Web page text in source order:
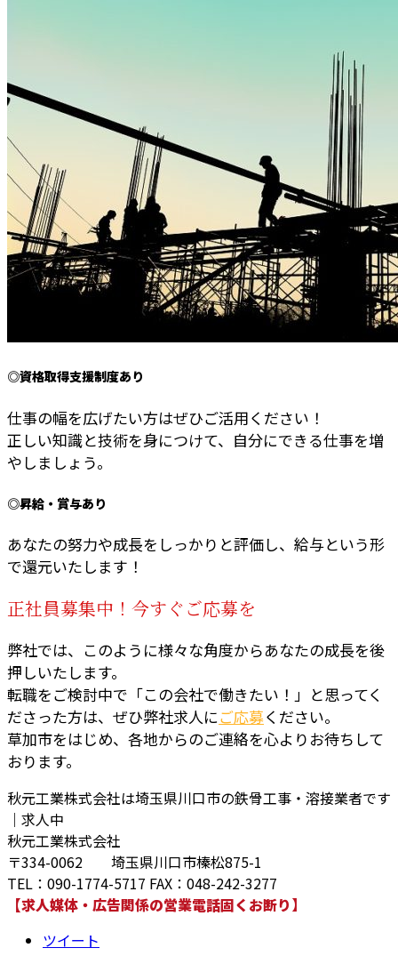
◎資格取得支援制度あり
仕事の幅を広げたい方はぜひご活用ください！
正しい知識と技術を身につけて、自分にできる仕事を増
やしましょう。
◎昇給・賞与あり
あなたの努力や成長をしっかりと評価し、給与という形
で還元いたします！
正社員募集中！今すぐご応募を
弊社では、このように様々な角度からあなたの成長を後
押しいたします。
転職をご検討中で「この会社で働きたい！」と思ってく
ださった方は、ぜひ弊社求人にご応募ください。
草加市をはじめ、各地からのご連絡を心よりお待ちして
おります。
秋元工業株式会社は埼玉県川口市の鉄骨工事・溶接業者です
｜求人中
秋元工業株式会社
〒334-0062 埼玉県川口市榛松875-1
TEL：090-1774-5717 FAX：048-242-3277
【求人媒体・広告関係の営業電話固くお断り】
ツイート